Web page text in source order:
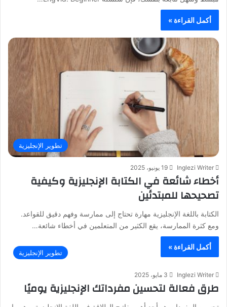
أكمل القراءة »
تطوير الإنجليزية
Inglezi Writer 19 يونيو، 2025
أخطاء شائعة في الكتابة الإنجليزية وكيفية
تصحيحها للمبتدئين
الكتابة باللغة الإنجليزية مهارة تحتاج إلى ممارسة وفهم دقيق للقواعد.
ومع كثرة الممارسة، يقع الكثير من المتعلمين في أخطاء شائعة…
أكمل القراءة »
تطوير الإنجليزية
Inglezi Writer 3 مايو، 2025
طرق فعالة لتحسين مفرداتك الإنجليزية يوميًا